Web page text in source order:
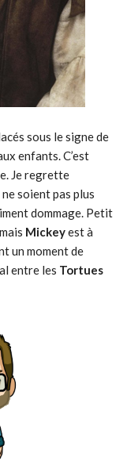
sous le signe de
enfants. C’est
Je regrette
soient pas plus
dommage. Petit
mais Mickeyest à
un moment de
entre les Tortues